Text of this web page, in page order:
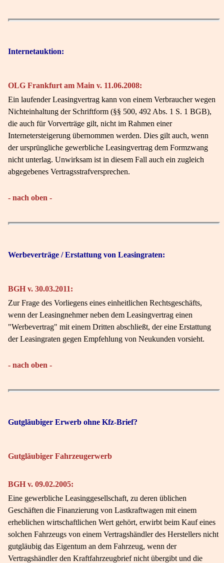
Internetauktion:
OLG Frankfurt am Main v. 11.06.2008:
Ein laufender Leasingvertrag kann von einem Verbraucher wegen
Nichteinhaltung der Schriftform (§§ 500, 492 Abs. 1 S. 1 BGB),
die auch für Vorverträge gilt, nicht im Rahmen einer
Internetersteigerung übernommen werden. Dies gilt auch, wenn
der ursprüngliche gewerbliche Leasingvertrag dem Formzwang
nicht unterlag. Unwirksam ist in diesem Fall auch ein zugleich
abgegebenes Vertragsstrafversprechen.
- nach oben -
Werbeverträge / Erstattung von Leasingraten:
BGH v. 30.03.2011:
Zur Frage des Vorliegens eines einheitlichen Rechtsgeschäfts,
wenn der Leasingnehmer neben dem Leasingvertrag einen
"Werbevertrag" mit einem Dritten abschließt, der eine Erstattung
der Leasingraten gegen Empfehlung von Neukunden vorsieht.
- nach oben -
Gutgläubiger Erwerb ohne Kfz-Brief?
Gutgläubiger Fahrzeugerwerb
BGH v. 09.02.2005:
Eine gewerbliche Leasinggesellschaft, zu deren üblichen
Geschäften die Finanzierung von Lastkraftwagen mit einem
erheblichen wirtschaftlichen Wert gehört, erwirbt beim Kauf eines
solchen Fahrzeugs von einem Vertragshändler des Herstellers nicht
gutgläubig das Eigentum an dem Fahrzeug, wenn der
Vertragshändler den Kraftfahrzeugbrief nicht übergibt und die